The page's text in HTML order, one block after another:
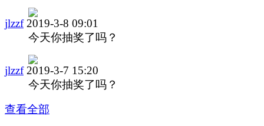
jlzzf 2019-3-8 09:01
今天你抽奖了吗？
jlzzf 2019-3-7 15:20
今天你抽奖了吗？
查看全部